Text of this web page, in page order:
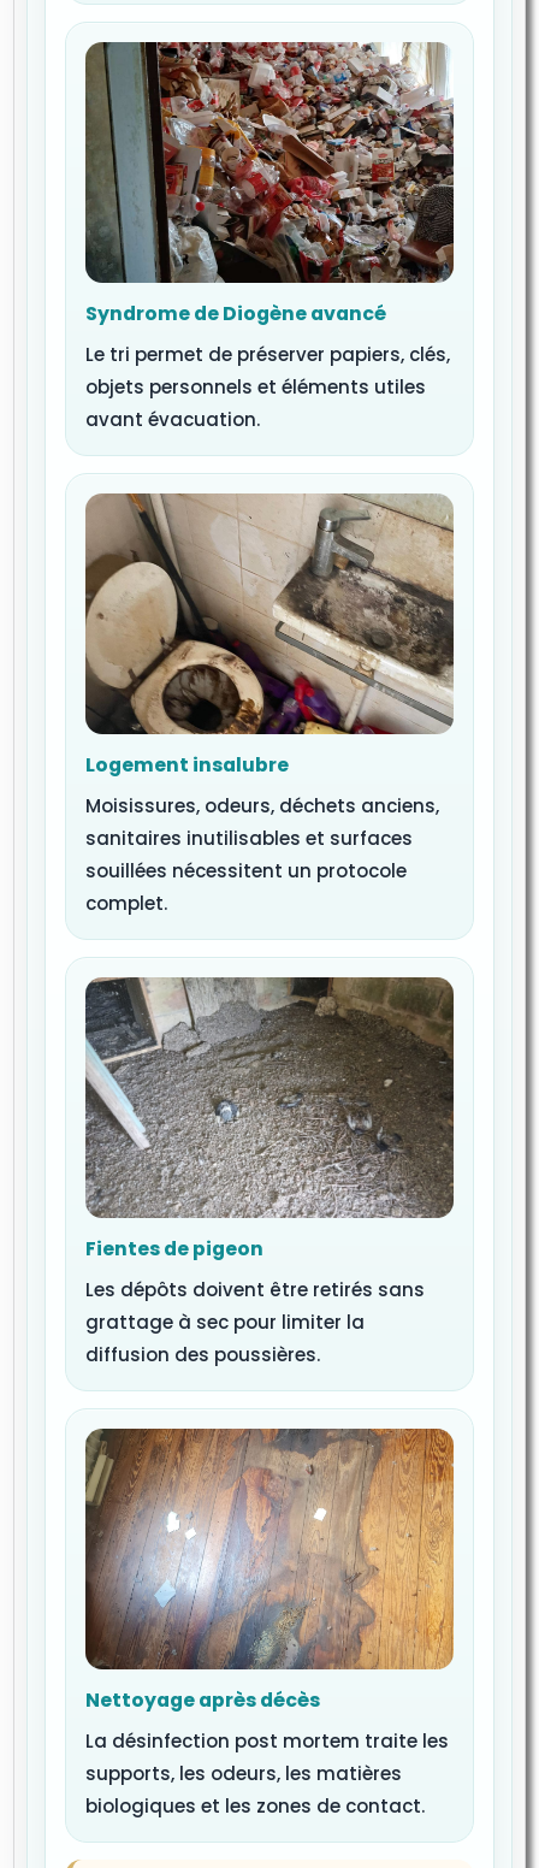
Syndrome de Diogène avancé
Le tri permet de préserver papiers, clés,
objets personnels et éléments utiles
avant évacuation.
Logement insalubre
Moisissures, odeurs, déchets anciens,
sanitaires inutilisables et surfaces
souillées nécessitent un protocole
complet.
Fientes de pigeon
Les dépôts doivent être retirés sans
grattage à sec pour limiter la
diffusion des poussières.
Nettoyage après décès
La désinfection post mortem traite les
supports, les odeurs, les matières
biologiques et les zones de contact.